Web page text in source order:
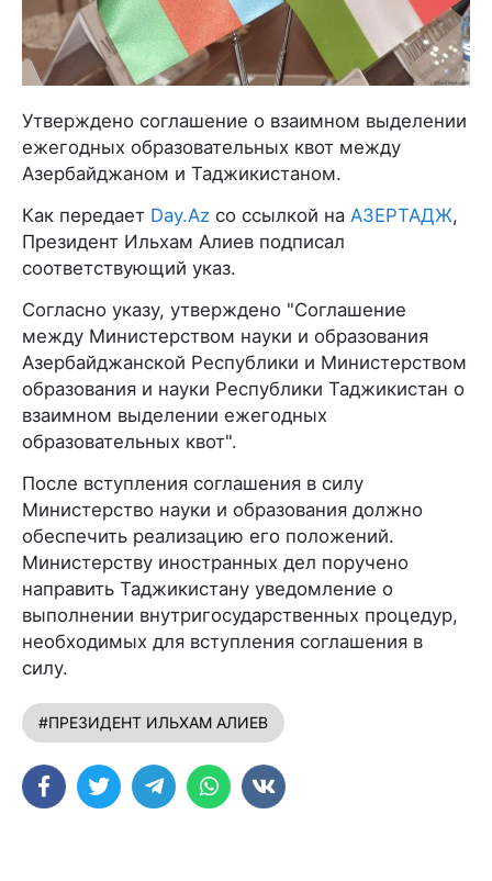
Утверждено соглашение о взаимном выделении
ежегодных образовательных квот между
Азербайджаном и Таджикистаном.
Как передает Day.Az со ссылкой на АЗЕРТАДЖ,
Президент Ильхам Алиев подписал
соответствующий указ.
Согласно указу, утверждено "Соглашение
между Министерством науки и образования
Азербайджанской Республики и Министерством
образования и науки Республики Таджикистан о
взаимном выделении ежегодных
образовательных квот".
После вступления соглашения в силу
Министерство науки и образования должно
обеспечить реализацию его положений.
Министерству иностранных дел поручено
направить Таджикистану уведомление о
выполнении внутригосударственных процедур,
необходимых для вступления соглашения в
силу.
#ПРЕЗИДЕНТ ИЛЬХАМ АЛИЕВ